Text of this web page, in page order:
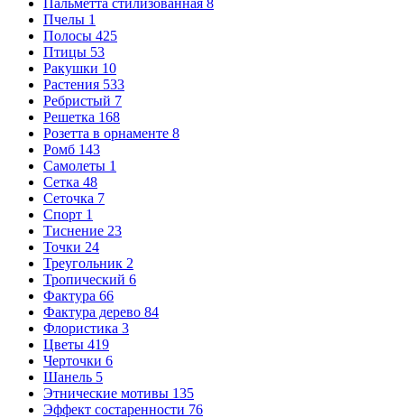
Пальметта стилизованная 8
Пчелы 1
Полосы 425
Птицы 53
Ракушки 10
Растения 533
Ребристый 7
Решетка 168
Розетта в орнаменте 8
Ромб 143
Самолеты 1
Сетка 48
Сеточка 7
Спорт 1
Тиснение 23
Точки 24
Треугольник 2
Тропический 6
Фактура 66
Фактура дерево 84
Флористика 3
Цветы 419
Черточки 6
Шанель 5
Этнические мотивы 135
Эффект состаренности 76